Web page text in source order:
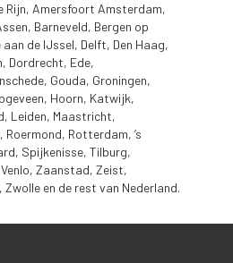
Rijn, Amersfoort Amsterdam,
Barneveld, Bergen op
de IJssel, Delft, Den Haag,
Dordrecht, Ede,
Gouda, Groningen,
Hoorn, Katwijk,
Leiden, Maastricht,
Roermond, Rotterdam, ’s
Spijkenisse, Tilburg,
Zaanstad, Zeist,
en de rest van Nederland.